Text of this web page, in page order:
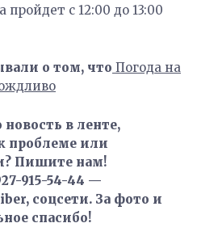
с 12:00 до 13:00
о том, что Погода на
в ленте,
проблеме или
Пишите нам!
915-54-44 —
соцсети. За фото и
спасибо!